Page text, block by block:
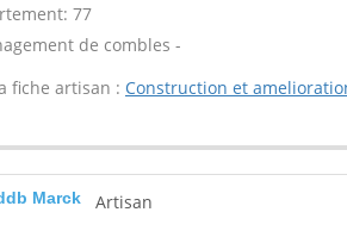
77
de combles -
fiche artisan : Construction et
Marck Artisan